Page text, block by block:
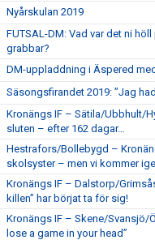
Nyårskulan 2019
FUTSAL-DM: Vad var det ni
grabbar?
DM-uppladdning i Äspered
Säsongsfirandet 2019: ”Jag
Kronängs IF – Sätila/Ubbhult/
sluten – efter 162 dagar…
Hestrafors/Bollebygd –
skolsyster – men vi kommer
Kronängs IF – Dalstorp/
killen” har börjat ta för sig!
Kronängs IF – Skene/Svansjö/
lose a game in your head”